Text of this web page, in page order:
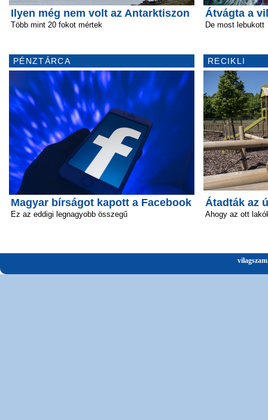
Ilyen még nem volt az Antarktiszon
Több mint 20 fokot mértek
PÉNZTÁRCA
Magyar bírságot kapott a Facebook
Ez az eddigi legnagyobb összegű
Átvágta a
De most lebukott
RECIKLI
Átadták az
Ahogy az ott